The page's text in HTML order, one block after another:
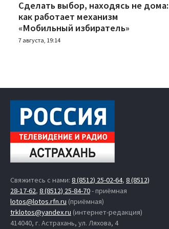
Сделать выбор, находясь не дома:
как работает механизм
«Мобильный избиратель»
7 августа, 19:14
Свяжитесь с нами: 8 (8512) 25-02-64, 8 (8512)
28-17-62, 8 (8512) 25-84-70- приёмная
lotos@lotos.rfn.ru (приёмная)
trklotos@yandex.ru (интернет-редакция)
414040, г. Астрахань, ул. Ляхова, 4